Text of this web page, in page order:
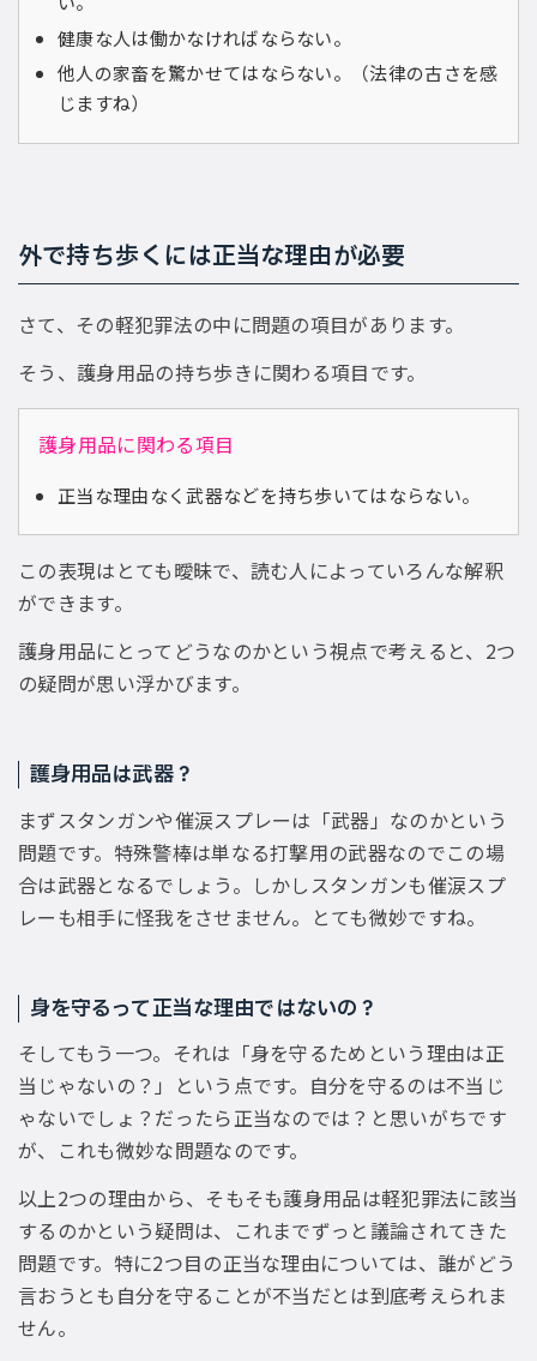
健康な人は働かなければならない。
他人の家畜を驚かせてはならない。（法律の古さを感
じますね）
外で持ち歩くには正当な理由が必要
さて、その軽犯罪法の中に問題の項目があります。
そう、護身用品の持ち歩きに関わる項目です。
護身用品に関わる項目
正当な理由なく武器などを持ち歩いてはならない。
この表現はとても曖昧で、読む人によっていろんな解釈
ができます。
護身用品にとってどうなのかという視点で考えると、2つ
の疑問が思い浮かびます。
護身用品は武器？
まずスタンガンや催涙スプレーは「武器」なのかという
問題です。特殊警棒は単なる打撃用の武器なのでこの場
合は武器となるでしょう。しかしスタンガンも催涙スプ
レーも相手に怪我をさせません。とても微妙ですね。
身を守るって正当な理由ではないの？
そしてもう一つ。それは「身を守るためという理由は正
当じゃないの？」という点です。自分を守るのは不当じ
ゃないでしょ？だったら正当なのでは？と思いがちです
が、これも微妙な問題なのです。
以上2つの理由から、そもそも護身用品は軽犯罪法に該当
するのかという疑問は、これまでずっと議論されてきた
問題です。特に2つ目の正当な理由については、誰がどう
言おうとも自分を守ることが不当だとは到底考えられま
せん。